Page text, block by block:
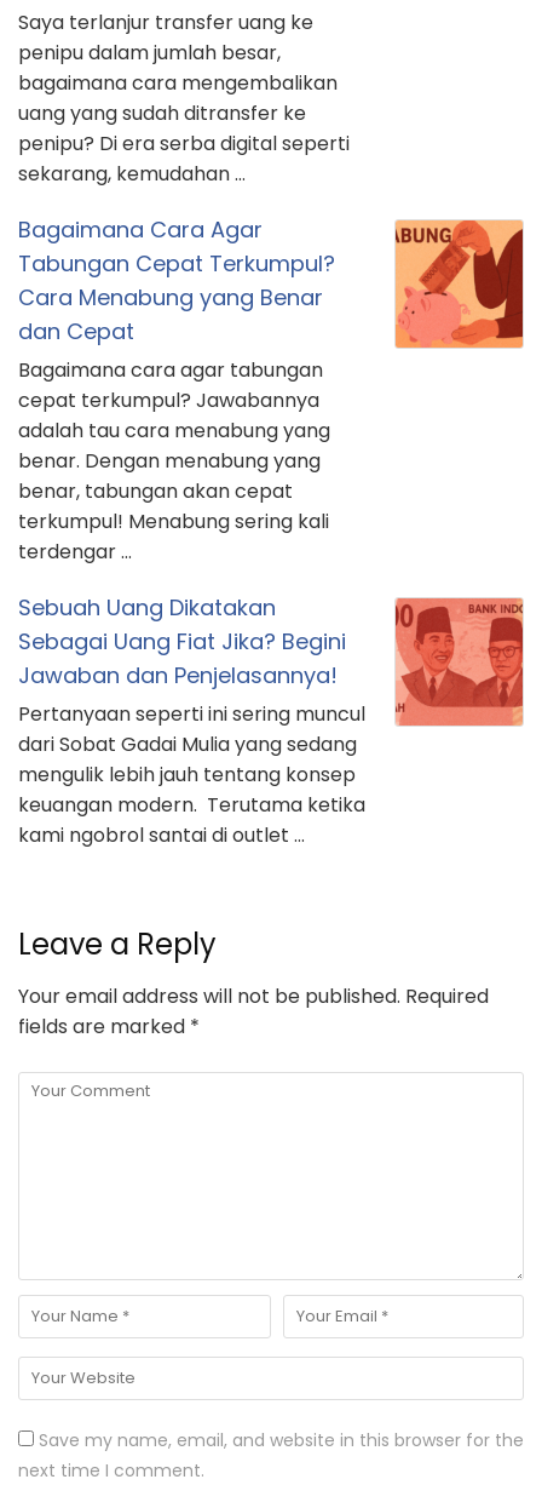
Saya terlanjur transfer uang ke
penipu dalam jumlah besar,
bagaimana cara mengembalikan
uang yang sudah ditransfer ke
penipu? Di era serba digital seperti
sekarang, kemudahan …
Bagaimana Cara Agar
Tabungan Cepat Terkumpul?
Cara Menabung yang Benar
dan Cepat
Bagaimana cara agar tabungan
cepat terkumpul? Jawabannya
adalah tau cara menabung yang
benar. Dengan menabung yang
benar, tabungan akan cepat
terkumpul! Menabung sering kali
terdengar …
Sebuah Uang Dikatakan
Sebagai Uang Fiat Jika? Begini
Jawaban dan Penjelasannya!
Pertanyaan seperti ini sering muncul
dari Sobat Gadai Mulia yang sedang
mengulik lebih jauh tentang konsep
keuangan modern. Terutama ketika
kami ngobrol santai di outlet …
Leave a Reply
Your email address will not be published. Required
fields are marked *
Save my name, email, and website in this browser for the
next time I comment.